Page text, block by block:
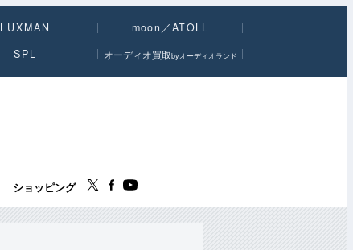
LUXMAN
moon／ATOLL
SPL オーディオ買取byオーディオランド
ショッピング